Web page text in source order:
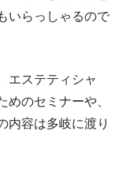
いらっしゃるので
エステティシャ
めのセミナーや、
内容は多岐に渡り